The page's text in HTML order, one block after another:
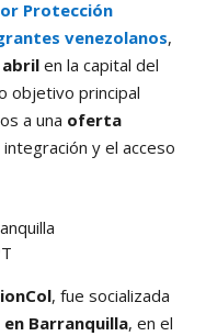
Protección
venezolanos,
abril en la capital del
objetivo principal
a una oferta
y el acceso
, fue socializada
Barranquilla, en el